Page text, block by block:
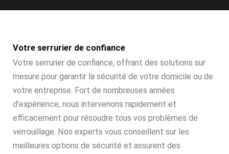
Votre serrurier de confiance
Votre serrurier de confiance, offrant des solutions sur
mesure pour garantir la sécurité de votre domicile ou de
votre entreprise. Fort de nombreuses années
d’expérience, nous intervenons rapidement et
efficacement pour résoudre tous vos problèmes de
verrouillage. Nos experts vous conseillent sur les
meilleures options de sécurité et assurent des